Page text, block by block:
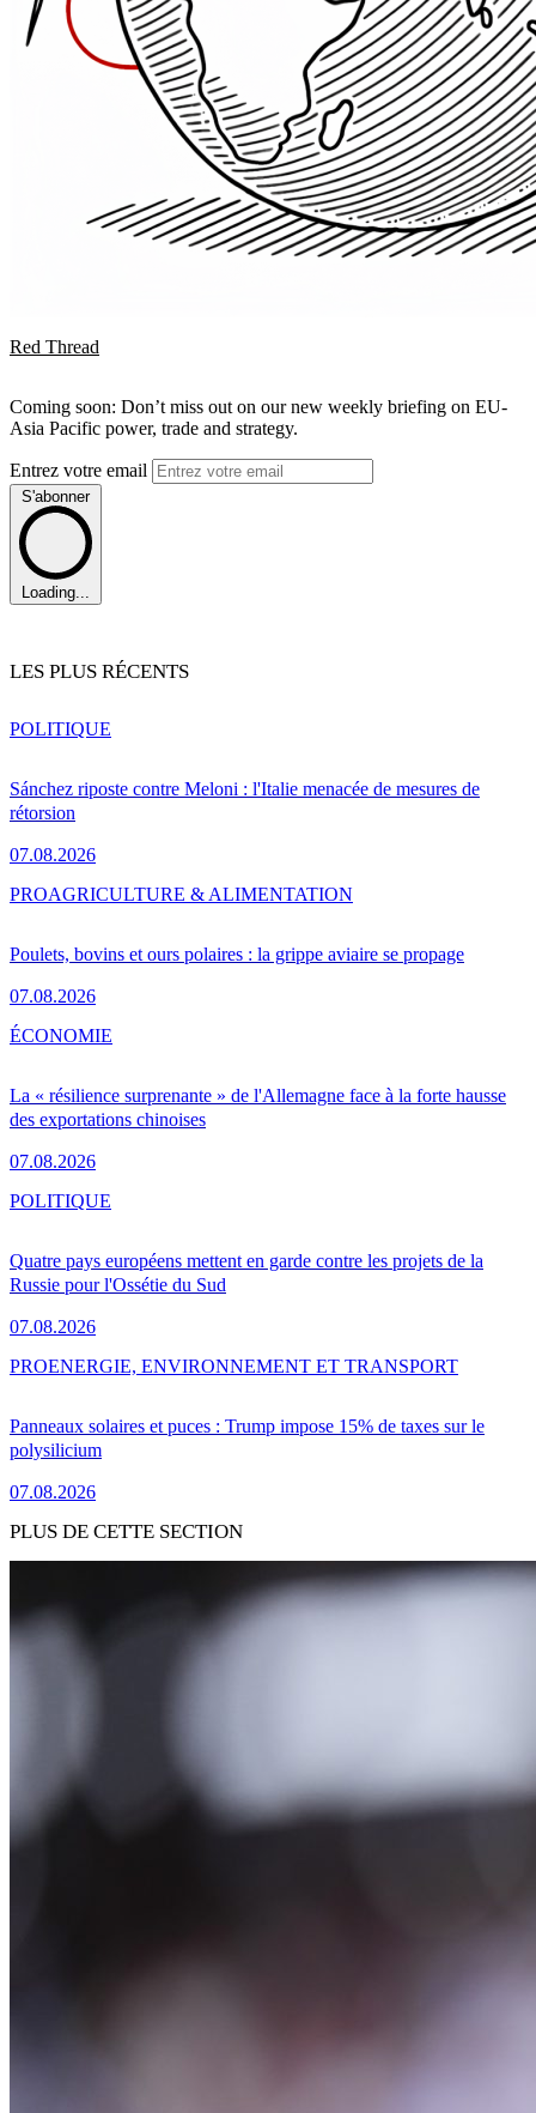
Red Thread
Coming soon: Don’t miss out on our new weekly briefing on EU-
Asia Pacific power, trade and strategy.
Entrez votre email
S'abonner
Loading...
LES PLUS RÉCENTS
Sánchez riposte contre Meloni : l'Italie menacée de mesures de
rétorsion
07.08.2026
POLITIQUE
Poulets, bovins et ours polaires : la grippe aviaire se propage
07.08.2026
PROAGRICULTURE & ALIMENTATION
La « résilience surprenante » de l'Allemagne face à la forte hausse
des exportations chinoises
07.08.2026
ÉCONOMIE
Quatre pays européens mettent en garde contre les projets de la
Russie pour l'Ossétie du Sud
07.08.2026
POLITIQUE
Panneaux solaires et puces : Trump impose 15% de taxes sur le
polysilicium
07.08.2026
PROENERGIE, ENVIRONNEMENT ET TRANSPORT
PLUS DE CETTE SECTION